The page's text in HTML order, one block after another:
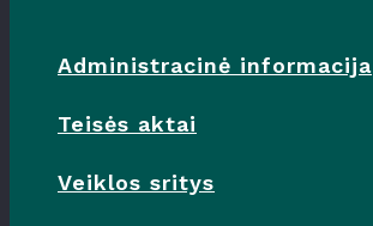
Administracinė informacija
Teisės aktai
Veiklos sritys